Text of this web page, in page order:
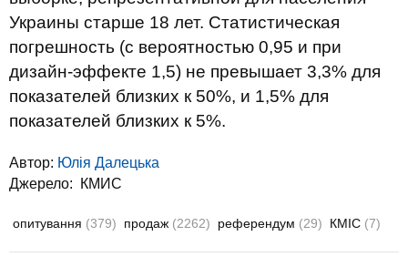
Украины старше 18 лет. Статистическая
погрешность (с вероятностью 0,95 и при
дизайн-эффекте 1,5) не превышает 3,3% для
показателей близких к 50%, и 1,5% для
показателей близких к 5%.
Автор: Юлiя Далецька
Джерело:
КМИС
опитування (379) продаж (2262) референдум (29) КМІС (7)